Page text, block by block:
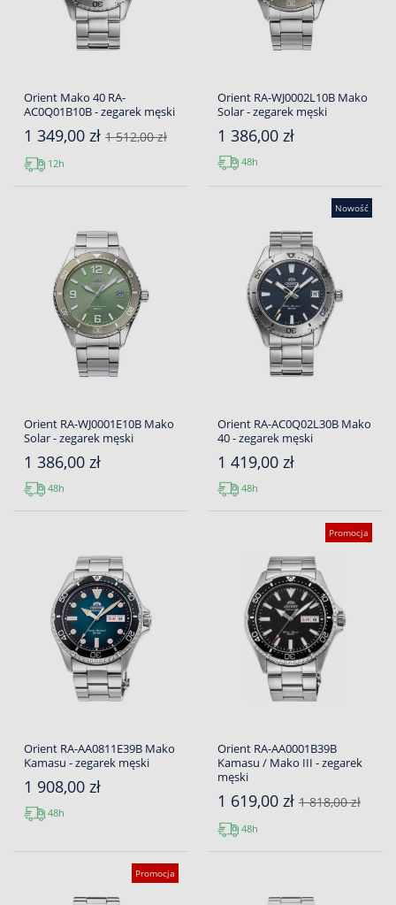
Orient Mako 40 RA-
AC0Q01B10B - zegarek męski
1 349,00 zł 1 512,00 zł
12h
Orient RA-WJ0002L10B Mako
Solar - zegarek męski
1 386,00 zł
48h
Orient RA-WJ0001E10B Mako
Solar - zegarek męski
1 386,00 zł
48h
Nowość
Orient RA-AC0Q02L30B Mako
40 - zegarek męski
1 419,00 zł
48h
Orient RA-AA0811E39B Mako
Kamasu - zegarek męski
1 908,00 zł
48h
Promocja
Orient RA-AA0001B39B
Kamasu / Mako III - zegarek
męski
1 619,00 zł 1 818,00 zł
48h
Promocja